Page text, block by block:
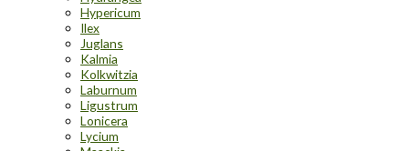
Hypericum
Ilex
Juglans
Kalmia
Kolkwitzia
Laburnum
Ligustrum
Lonicera
Lycium